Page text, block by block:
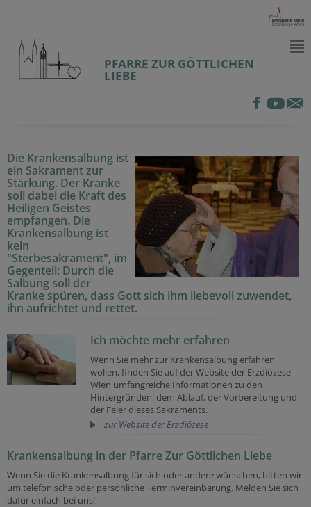
PFARRE ZUR GÖTTLICHEN
LIEBE
Die Krankensalbung ist
ein Sakrament zur
Stärkung. Der Kranke
soll dabei die Kraft des
Heiligen Geistes
empfangen. Die
Krankensalbung ist
kein
"Sterbesakrament", im
Gegenteil: Durch die
Salbung soll der
Kranke spüren, dass Gott sich ihm liebevoll zuwendet,
ihn aufrichtet und rettet.
Ich möchte mehr erfahren
Wenn Sie mehr zur Krankensalbung erfahren
wollen, finden Sie auf der Website der Erzdiözese
Wien umfangreiche Informationen zu den
Hintergründen, dem Ablauf, der Vorbereitung und
der Feier dieses Sakraments.
zur Website der Erzdiözese
Krankensalbung in der Pfarre Zur Göttlichen Liebe
Wenn Sie die Krankensalbung für sich oder andere wünschen, bitten wir
um telefonische oder persönliche Terminvereinbarung. Melden Sie sich
dafür einfach bei uns!